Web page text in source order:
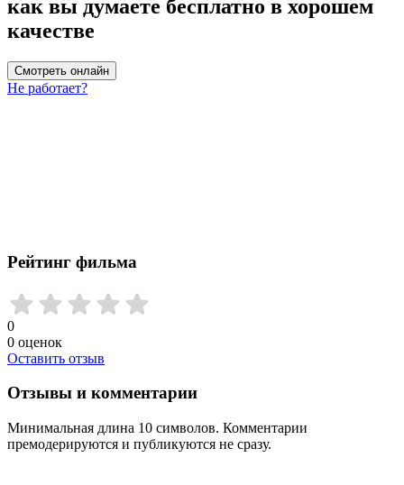
как вы думаете бесплатно в хорошем
качестве
Смотреть онлайн
Не работает?
Рейтинг фильма
0
0 оценок
Оставить отзыв
Отзывы и комментарии
Минимальная длина 10 символов. Комментарии
премодерируются и публикуются не сразу.